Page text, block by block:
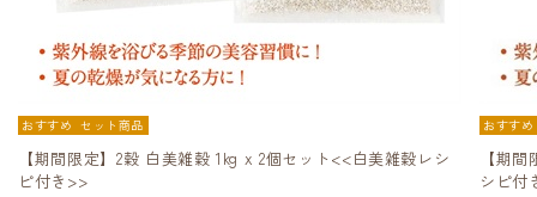
おすすめ セット商品
【期間限定】2穀 白美雑穀 1kg x 2個セット<<白美雑穀レシ
ピ付き>>
おすすめ
【期
シピ付